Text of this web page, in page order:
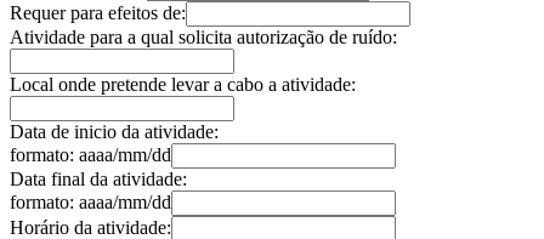
Requer para efeitos de:
Atividade para a qual solicita autorização de ruído:
Local onde pretende levar a cabo a atividade:
Data de inicio da atividade:
formato: aaaa/mm/dd
Data final da atividade:
formato: aaaa/mm/dd
Horário da atividade: